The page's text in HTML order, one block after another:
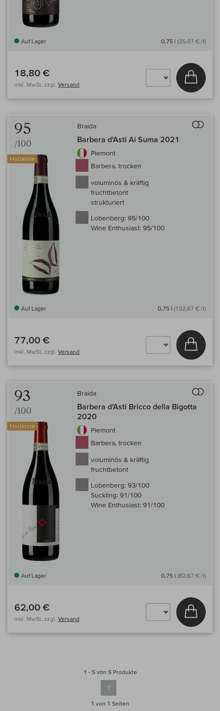
Auf Lager 0,75 l (25,07 € /l)
18,80 €
inkl. MwSt, zzgl. Versand
In
95
/100
Holzkiste
Braida
Barbera d'Asti Ai Suma 2021
Piemont
Barbera, trocken
voluminös & kräftig
fruchtbetont
strukturiert
Lobenberg: 95/100
Wine Enthusiast: 95/100
Auf Lager 0,75 l (102,67 € /l)
77,00 €
inkl. MwSt, zzgl. Versand
In
93
/100
Holzkiste
Braida
Barbera d'Asti Bricco della Bigotta
2020
Piemont
Barbera, trocken
voluminös & kräftig
fruchtbetont
Lobenberg: 93/100
Suckling: 91/100
Wine Enthusiast: 91/100
Auf Lager 0,75 l (82,67 € /l)
62,00 €
inkl. MwSt, zzgl. Versand
In
1 - 5 von 5 Produkte
1
1 von 1 Seiten